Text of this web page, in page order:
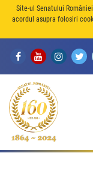
Site-ul Senatului
acordul asupra folosiri